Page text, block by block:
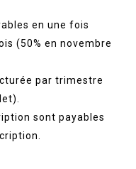
en une fois
(50% en novembre
par trimestre
sont payables